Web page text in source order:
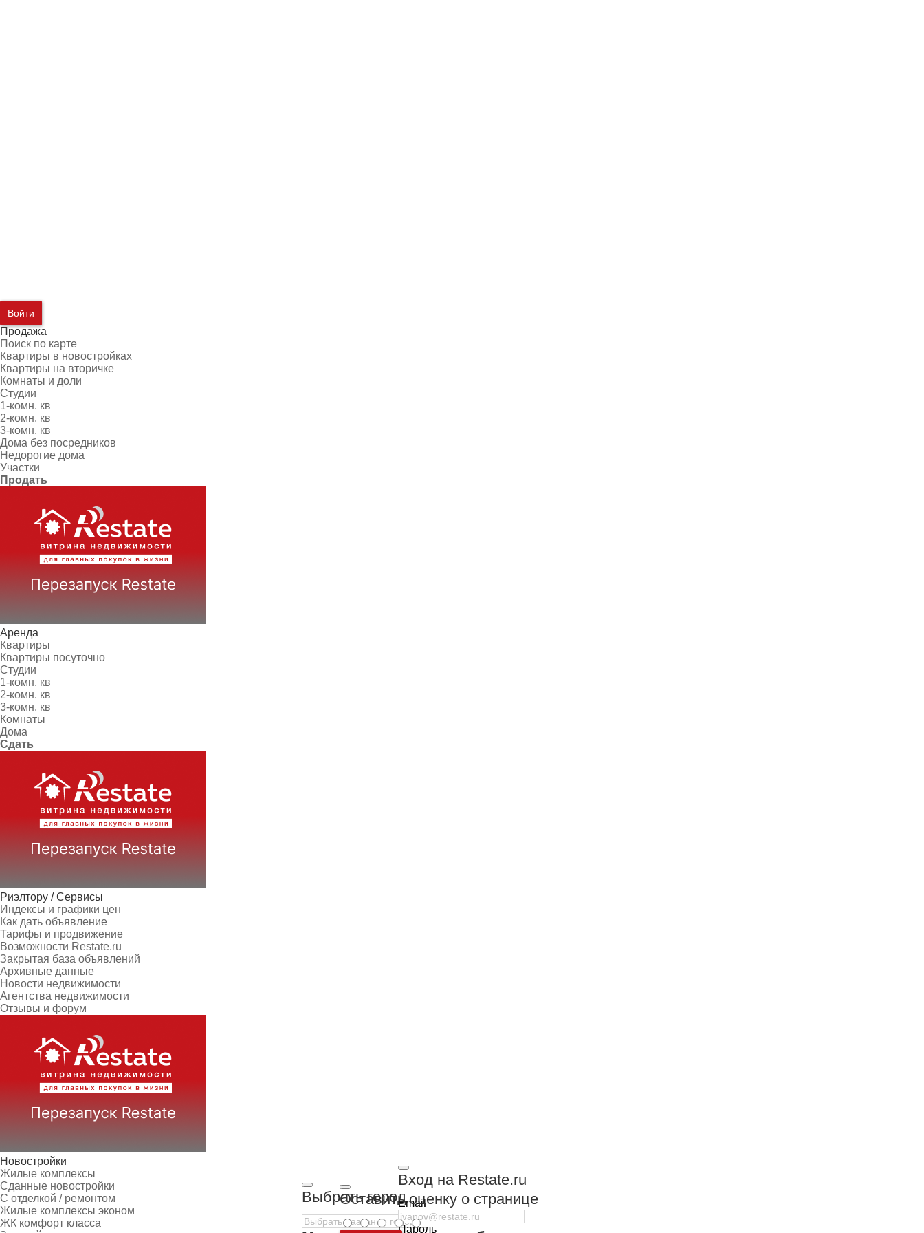
Войти
Продажа
Поиск по карте
Квартиры в новостройках
Квартиры на вторичке
Комнаты и доли
Студии
1-комн. кв
2-комн. кв
3-комн. кв
Дома без посредников
Недорогие дома
Участки
Продать
Аренда
Квартиры
Квартиры посуточно
Студии
1-комн. кв
2-комн. кв
3-комн. кв
Комнаты
Дома
Сдать
Риэлтору / Сервисы
Индексы и графики цен
Как дать объявление
Тарифы и продвижение
Возможности Restate.ru
Закрытая база объявлений
Архивные данные
Новости недвижимости
Агентства недвижимости
Отзывы и форум
Новостройки
Жилые комплексы
Сданные новостройки
С отделкой / ремонтом
Жилые комплексы эконом
ЖК комфорт класса
Выбрать город
Вход на Restate.ru
Email
Пароль
Оставить оценку о странице